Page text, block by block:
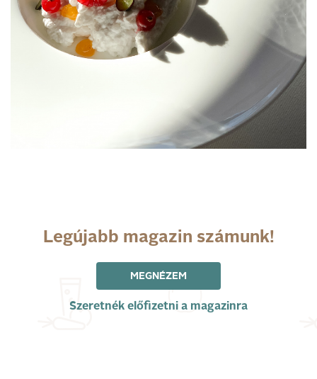
Legújabb magazin számunk!
MEGNÉZEM
Szeretnék előfizetni a magazinra